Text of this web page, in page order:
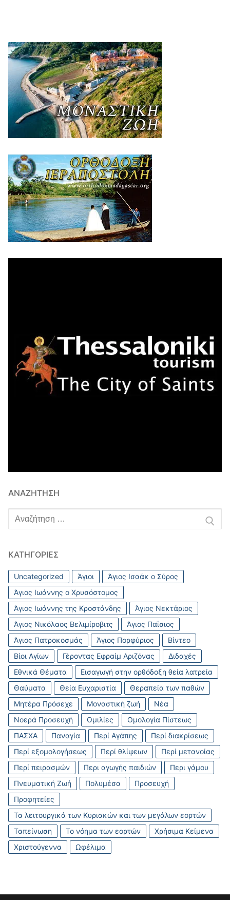
ΑΝΑΖΉΤΗΣΗ
Αναζήτηση
για:
ΚΑΤΗΓΟΡΊΕΣ
Uncategorized Άγιοι
Άγιος Ισαάκ ο Σύρος
Άγιος Ιωάννης ο Χρυσόστομος
Άγιος Ιωάννης της Κροστάνδης
Άγιος Νεκτάριος
Άγιος Νικόλαος Βελιμίροβιτς
Άγιος Παΐσιος
Άγιος Πατροκοσμάς
Άγιος Πορφύριος
Βίντεο
Βίοι Αγίων
Γέροντας Εφραίμ Αριζόνας
Διδαχές
Εθνικά Θέματα
Εισαγωγή στην ορθόδοξη θεία λατρεία
Θαύματα
Θεία Ευχαριστία
Θεραπεία των παθών
Μητέρα Πρόσεχε
Μοναστική ζωή
Νέα
Νοερά Προσευχή
Ομιλίες
Ομολογία Πίστεως
ΠΑΣΧΑ
Παναγία Περί Αγάπης
Περί διακρίσεως
Περί εξομολογήσεως
Περί θλίψεων
Περί μετανοίας
Περί πειρασμών
Περι αγωγής παιδιών
Περι γάμου
Πνευματική Ζωή
Πολυμέσα
Προσευχή
Προφητείες
Τα λειτουργικά των Κυριακών και των μεγάλων εορτών
Ταπείνωση
Το νόημα των εορτών
Χρήσιμα Κείμενα
Χριστούγεννα
Ωφέλιμα